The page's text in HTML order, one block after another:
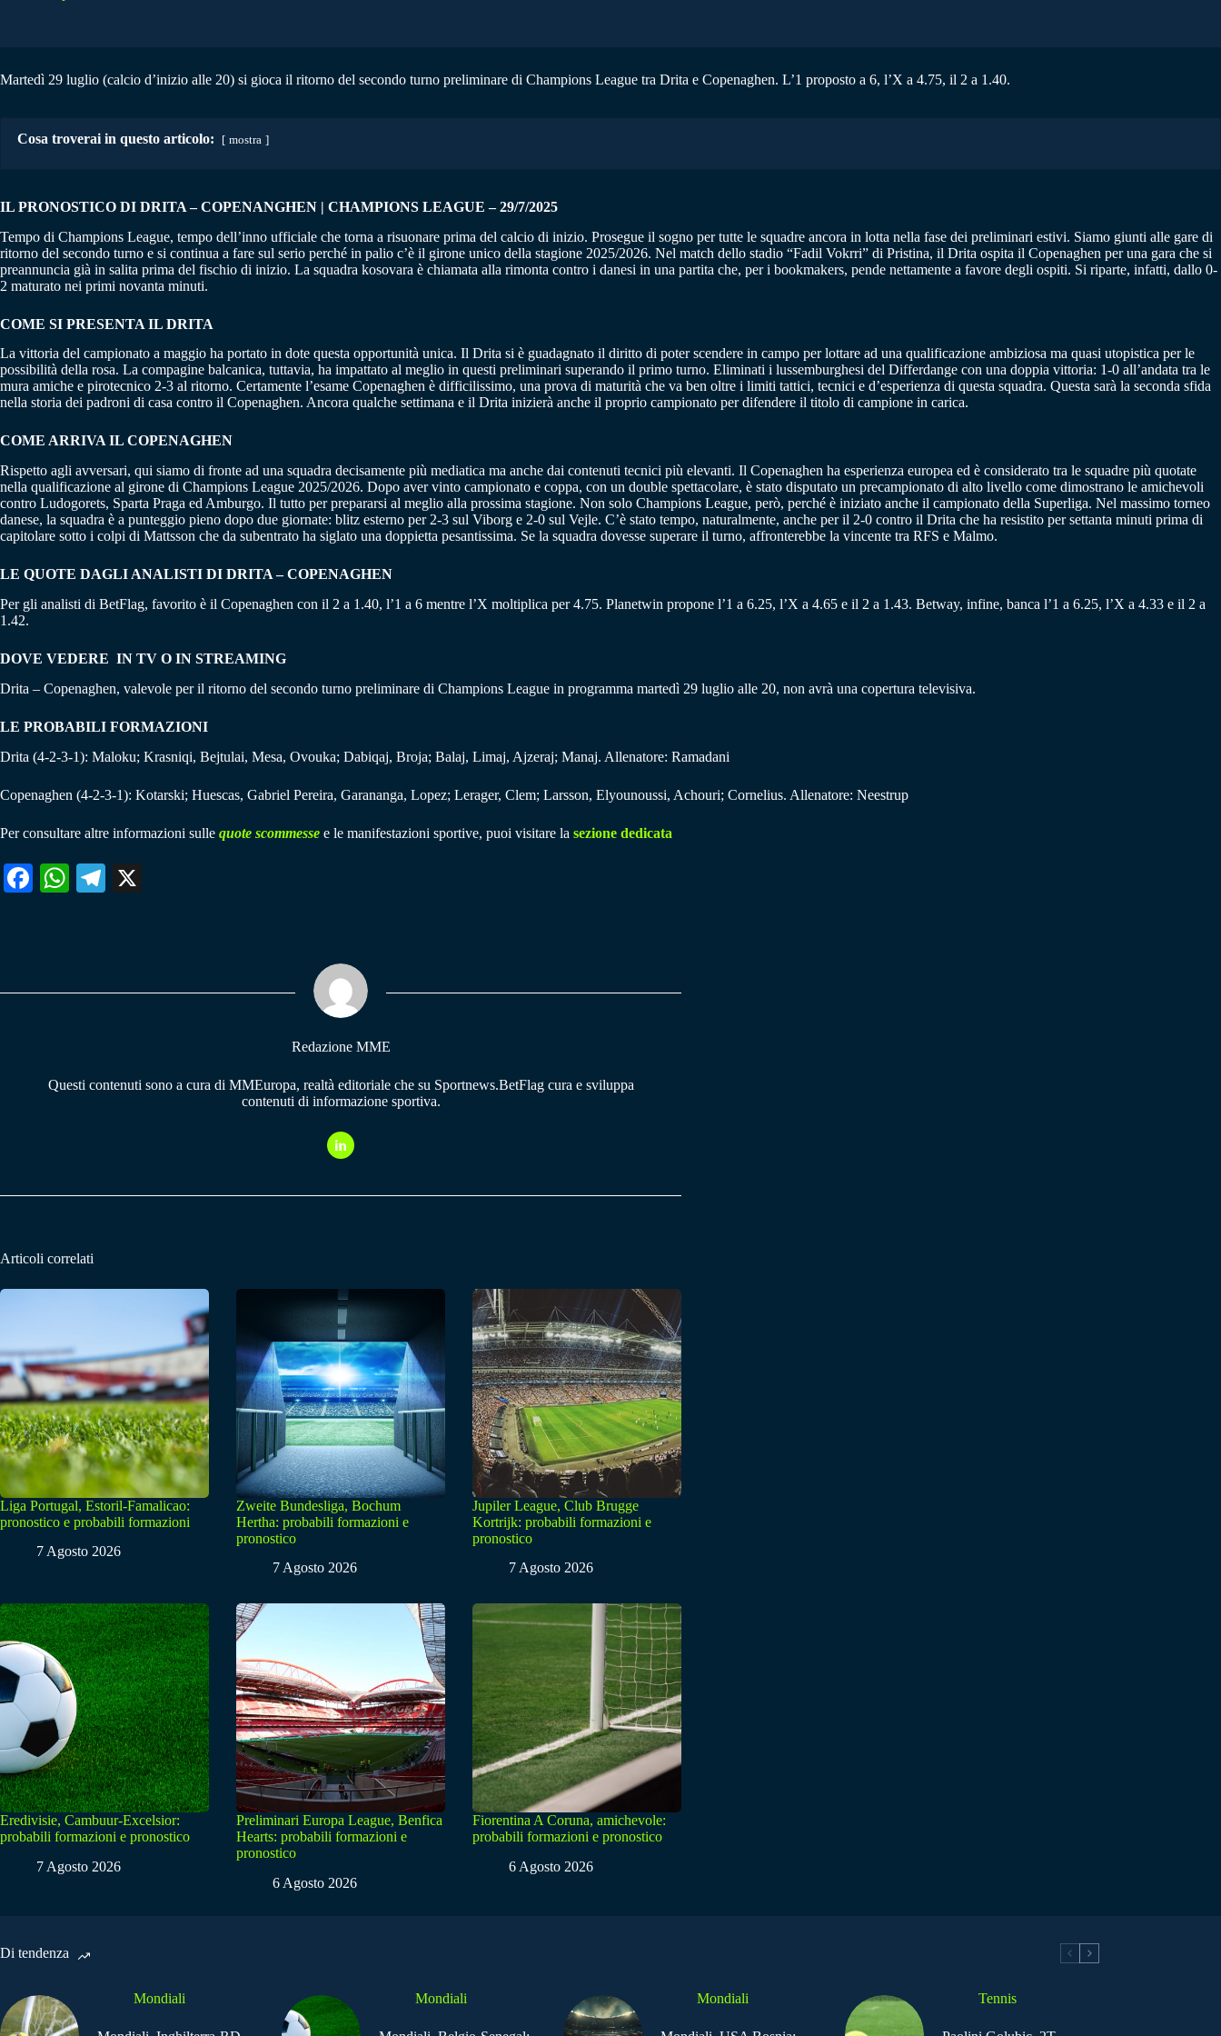
Martedì 29 luglio (calcio d’inizio alle 20) si gioca il ritorno del secondo turno preliminare di Champions League tra Drita e Copenaghen. L’1 proposto a 6, l’X a 4.75, il 2 a 1.40.
Cosa troverai in questo articolo: mostra
IL PRONOSTICO DI DRITA – COPENANGHEN | CHAMPIONS LEAGUE – 29/7/2025
Tempo di Champions League, tempo dell’inno ufficiale che torna a risuonare prima del calcio di inizio. Prosegue il sogno per tutte le squadre ancora in lotta nella fase dei preliminari estivi. Siamo giunti alle gare di
ritorno del secondo turno e si continua a fare sul serio perché in palio c’è il girone unico della stagione 2025/2026. Nel match dello stadio “Fadil Vokrri” di Pristina, il Drita ospita il Copenaghen per una gara che si
preannuncia già in salita prima del fischio di inizio. La squadra kosovara è chiamata alla rimonta contro i danesi in una partita che, per i bookmakers, pende nettamente a favore degli ospiti. Si riparte, infatti, dallo 0-
2 maturato nei primi novanta minuti.
COME SI PRESENTA IL DRITA
La vittoria del campionato a maggio ha portato in dote questa opportunità unica. Il Drita si è guadagnato il diritto di poter scendere in campo per lottare ad una qualificazione ambiziosa ma quasi utopistica per le
possibilità della rosa. La compagine balcanica, tuttavia, ha impattato al meglio in questi preliminari superando il primo turno. Eliminati i lussemburghesi del Differdange con una doppia vittoria: 1-0 all’andata tra le
mura amiche e pirotecnico 2-3 al ritorno. Certamente l’esame Copenaghen è difficilissimo, una prova di maturità che va ben oltre i limiti tattici, tecnici e d’esperienza di questa squadra. Questa sarà la seconda sfida
nella storia dei padroni di casa contro il Copenaghen. Ancora qualche settimana e il Drita inizierà anche il proprio campionato per difendere il titolo di campione in carica.
COME ARRIVA IL COPENAGHEN
Rispetto agli avversari, qui siamo di fronte ad una squadra decisamente più mediatica ma anche dai contenuti tecnici più elevanti. Il Copenaghen ha esperienza europea ed è considerato tra le squadre più quotate
nella qualificazione al girone di Champions League 2025/2026. Dopo aver vinto campionato e coppa, con un double spettacolare, è stato disputato un precampionato di alto livello come dimostrano le amichevoli
contro Ludogorets, Sparta Praga ed Amburgo. Il tutto per prepararsi al meglio alla prossima stagione. Non solo Champions League, però, perché è iniziato anche il campionato della Superliga. Nel massimo torneo
danese, la squadra è a punteggio pieno dopo due giornate: blitz esterno per 2-3 sul Viborg e 2-0 sul Vejle. C’è stato tempo, naturalmente, anche per il 2-0 contro il Drita che ha resistito per settanta minuti prima di
capitolare sotto i colpi di Mattsson che da subentrato ha siglato una doppietta pesantissima. Se la squadra dovesse superare il turno, affronterebbe la vincente tra RFS e Malmo.
LE QUOTE DAGLI ANALISTI DI DRITA – COPENAGHEN
Per gli analisti di BetFlag, favorito è il Copenaghen con il 2 a 1.40, l’1 a 6 mentre l’X moltiplica per 4.75. Planetwin propone l’1 a 6.25, l’X a 4.65 e il 2 a 1.43. Betway, infine, banca l’1 a 6.25, l’X a 4.33 e il 2 a
1.42.
DOVE VEDERE IN TV O IN STREAMING
Drita – Copenaghen, valevole per il ritorno del secondo turno preliminare di Champions League in programma martedì 29 luglio alle 20, non avrà una copertura televisiva.
LE PROBABILI FORMAZIONI
Drita (4-2-3-1): Maloku; Krasniqi, Bejtulai, Mesa, Ovouka; Dabiqaj, Broja; Balaj, Limaj, Ajzeraj; Manaj. Allenatore: Ramadani
Copenaghen (4-2-3-1): Kotarski; Huescas, Gabriel Pereira, Garananga, Lopez; Lerager, Clem; Larsson, Elyounoussi, Achouri; Cornelius. Allenatore: Neestrup
Per consultare altre informazioni sulle quote scommesse e le manifestazioni sportive, puoi visitare la sezione dedicata
Fa W
pp
Te
m
Redazione MME
Questi contenuti sono a cura di MMEuropa, realtà editoriale che su Sportnews.BetFlag cura e sviluppa
contenuti di informazione sportiva.
Articoli correlati
Liga Portugal, Estoril-Famalicao:
pronostico e probabili formazioni
7 Agosto 2026
Zweite Bundesliga, Bochum
Hertha: probabili formazioni e
pronostico
7 Agosto 2026
Jupiler League, Club Brugge
Kortrijk: probabili formazioni e
pronostico
7 Agosto 2026
Eredivisie, Cambuur-Excelsior:
probabili formazioni e pronostico
7 Agosto 2026
Preliminari Europa League, Benfica
Hearts: probabili formazioni e
pronostico
6 Agosto 2026
Fiorentina A Coruna, amichevole:
probabili formazioni e pronostico
6 Agosto 2026
Di tendenza
Mondiali Mondiali Mondiali Tennis